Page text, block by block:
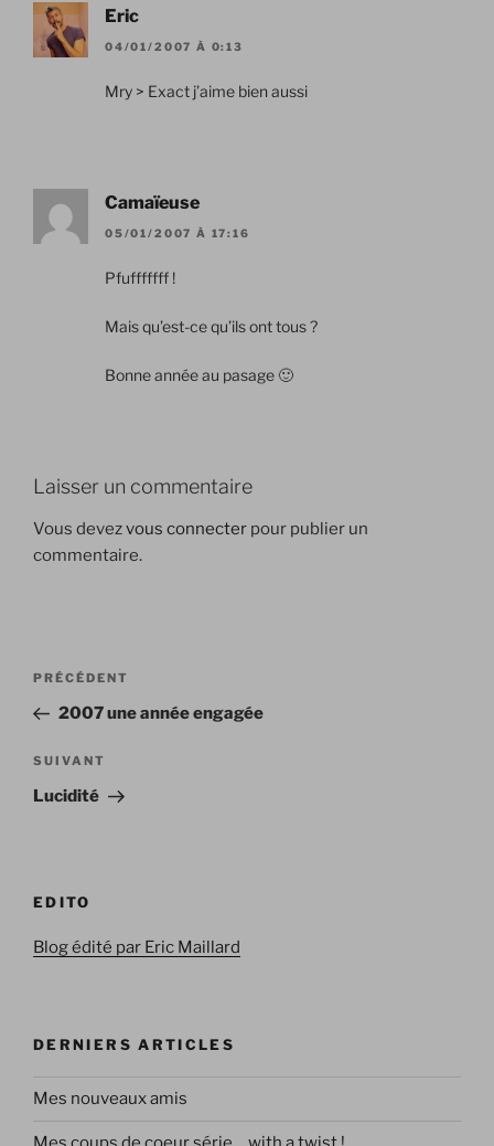
Eric
04/01/2007 À 0:13
Mry > Exact j’aime bien aussi
Camaïeuse
05/01/2007 À 17:16
Pfufffffff !
Mais qu’est-ce qu’ils ont tous ?
Bonne année au pasage 🙂
Laisser un commentaire
Vous devezvous connecter pour publier un
commentaire.
Navigation
l’article
Article
précédent
PRÉCÉDENT
2007 une année engagée
Article
suivant
SUIVANT
Lucidité
EDITO
Blog édité par Eric Maillard
DERNIERS ARTICLES
Mes nouveaux amis